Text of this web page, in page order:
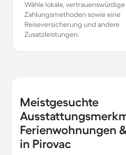
Wähle lokale, vertrauenswürdige
Zahlungsmethoden sowie eine
Reiseversicherung und andere
Zusatzleistungen.
Meistgesuchte
Ferienwohnungen
in Pirovac